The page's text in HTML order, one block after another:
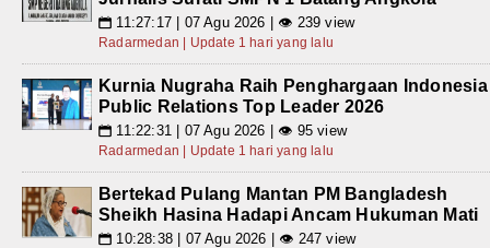
📅 11:27:17 | 07 Agu 2026 | 👁 239 view
Radarmedan | Update 1 hari yang lalu
Kurnia Nugraha Raih Penghargaan Indonesia
Public Relations Top Leader 2026
📅 11:22:31 | 07 Agu 2026 | 👁 95 view
Radarmedan | Update 1 hari yang lalu
Bertekad Pulang Mantan PM Bangladesh
Sheikh Hasina Hadapi Ancam Hukuman Mati
📅 10:28:38 | 07 Agu 2026 | 👁 247 view